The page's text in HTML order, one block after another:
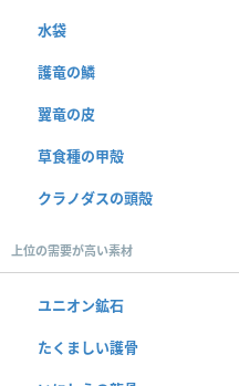
水袋
護竜の鱗
翼竜の皮
草食種の甲殻
クラノダスの頭殻
上位の需要が高い素材
ユニオン鉱石
たくましい護骨